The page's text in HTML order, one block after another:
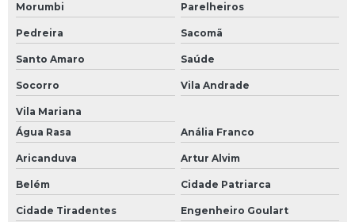
Morumbi Parelheiros
Pedreira Sacomã
Santo Amaro Saúde
Socorro Vila Andrade
Vila Mariana
Água Rasa
Anália Franco
Aricanduva Artur Alvim
Belém Cidade Patriarca
Cidade Tiradentes Engenheiro Goulart